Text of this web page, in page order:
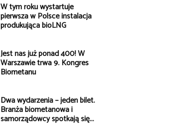
W tym roku wystartuje
pierwsza w Polsce instalacja
produkująca bioLNG
Jest nas już ponad 400! W
Warszawie trwa 9. Kongres
Biometanu
Dwa wydarzenia – jeden bilet.
Branża biometanowa i
samorządowcy spotkają się...